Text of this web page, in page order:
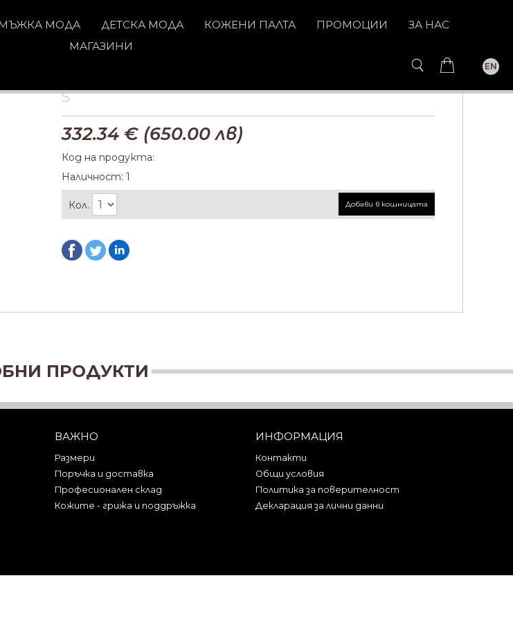
МОДА ДЕТСКА МОДА КОЖЕНИ ПАЛТА ПРОМОЦИИ
ЗА НАС
МАГАЗИНИ
EN
S
332.34 € (650.00 лв)
Код на продукта:
Наличност: 1
Кол. Добави в кошницата
ПРОДУКТИ
ВАЖНО
Размери
Поръчка и доставка
Професионален склад
Кожите - грижа и поддръжка
ИНФОРМАЦИЯ
Контакти
Общи условия
Политика за поверителност
Декларация за лични данни